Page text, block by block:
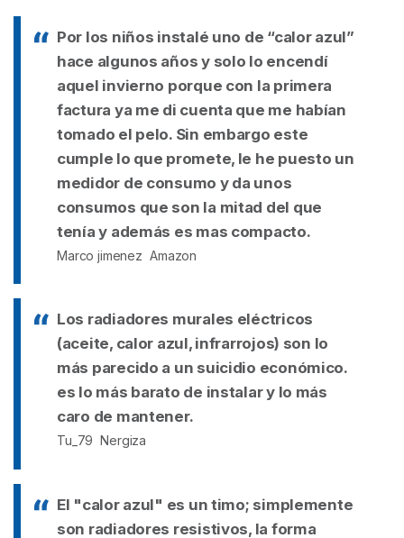
Por los niños instalé uno de “calor azul”
hace algunos años y solo lo encendí
aquel invierno porque con la primera
factura ya me di cuenta que me habían
tomado el pelo. Sin embargo este
cumple lo que promete, le he puesto un
medidor de consumo y da unos
consumos que son la mitad del que
tenía y además es mas compacto.
Marco jimenez Amazon
Los radiadores murales eléctricos
(aceite, calor azul, infrarrojos) son lo
más parecido a un suicidio económico.
es lo más barato de instalar y lo más
caro de mantener.
Tu_79 Nergiza
El "calor azul" es un timo; simplemente
son radiadores resistivos, la forma